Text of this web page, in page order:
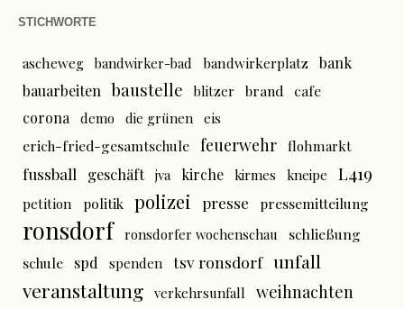
STICHWORTE
ascheweg bandwirker-bad bandwirkerplatz bank
bauarbeiten baustelle blitzer brand
cafe
corona
demo die grünen eis
erich-fried-gesamtschule feuerwehr flohmarkt
fussball geschäft jva kirche kirmes kneipe L419
petition politik polizei presse pressemitteilung
ronsdorf ronsdorfer wochenschau
schließung
schule
spd spenden tsv ronsdorf unfall
veranstaltung verkehrsunfall weihnachten